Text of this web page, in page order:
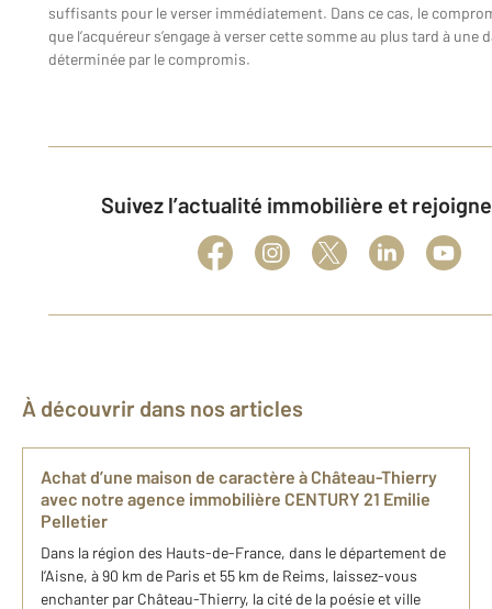
suffisants pour le verser immédiatement. Dans ce cas, le
que l’acquéreur s’engage à verser cette somme au plus tard à une
déterminée par le compromis.
Suivez l’actualité immobilière et
À découvrir dans nos articles
Achat d’une maison de caractère à Château-Thierry
avec notre agence immobilière CENTURY 21 Emilie
Pelletier
Dans la région des Hauts-de-France, dans le département de
l’Aisne, à 90 km de Paris et 55 km de Reims, laissez-vous
enchanter par Château-Thierry, la cité de la poésie et ville